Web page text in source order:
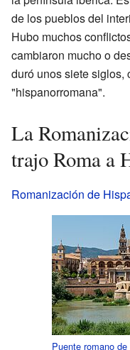
de los pueblos del
Hubo muchos
cambiaron mucho o
duró unos siete
"hispanorromana".
La
trajo Roma a
Romanización de
Puente romano de